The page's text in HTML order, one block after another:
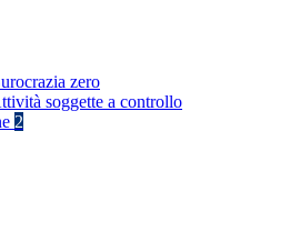
zero
soggette a controllo
2